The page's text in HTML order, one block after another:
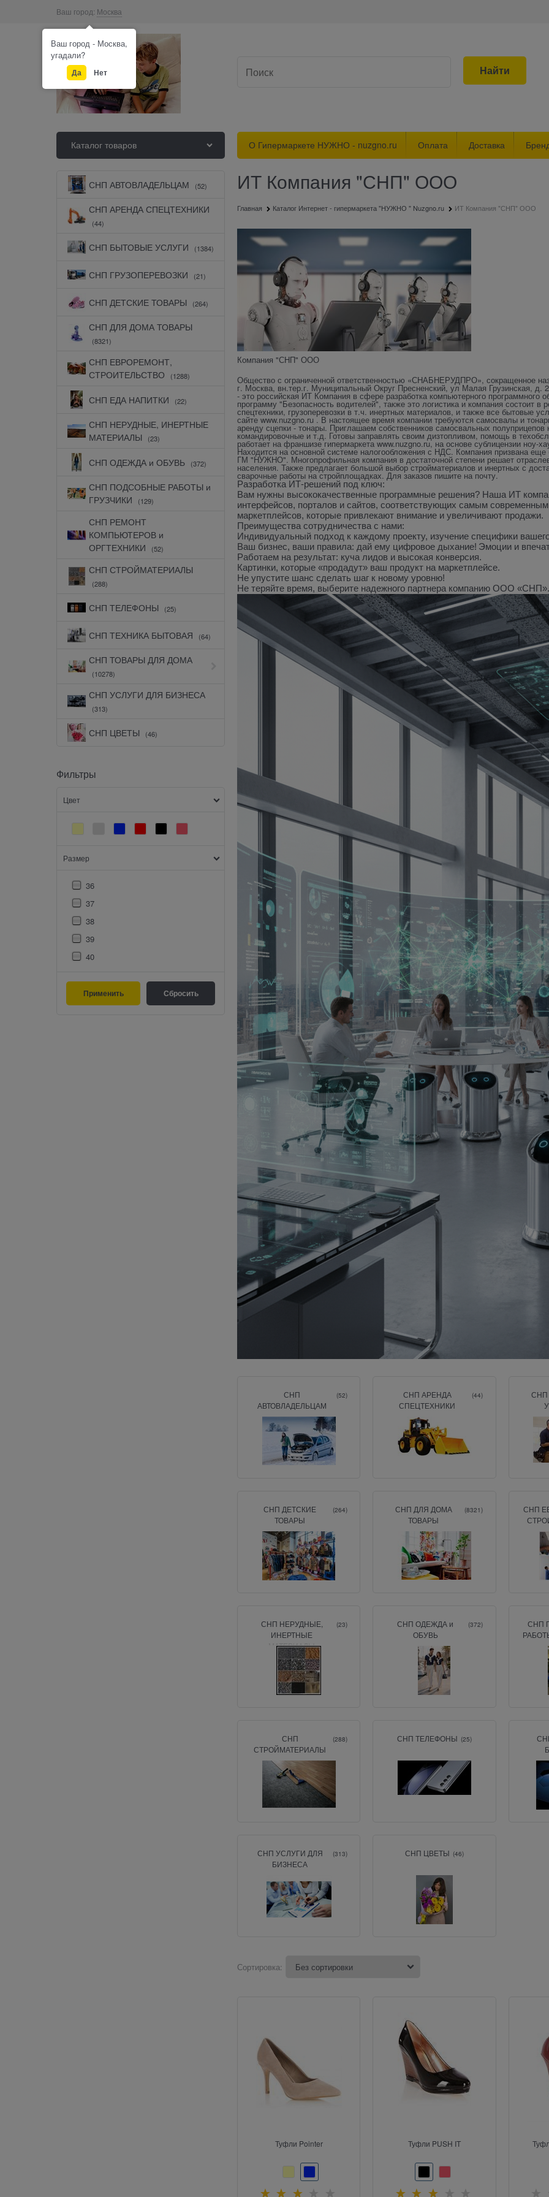
Ваш город: Москва
Найти
Каталог товаров О Гипермаркете НУЖНО - nuzgno.ru Оплата Доставка
СНП АВТОВЛАДЕЛЬЦАМ (52)
СНП АРЕНДА СПЕЦТЕХНИКИ
(44)
СНП БЫТОВЫЕ УСЛУГИ (1384)
СНП ГРУЗОПЕРЕВОЗКИ (21)
СНП ДЕТСКИЕ ТОВАРЫ (264)
СНП ДЛЯ ДОМА ТОВАРЫ
(8321)
СНП ЕВРОРЕМОНТ,
СТРОИТЕЛЬСТВО
(1288)
СНП ЕДА НАПИТКИ (22)
СНП НЕРУДНЫЕ, ИНЕРТНЫЕ
МАТЕРИАЛЫ
(23)
СНП ОДЕЖДА и ОБУВЬ (372)
СНП ПОДСОБНЫЕ РАБОТЫ и
ГРУЗЧИКИ
(129)
СНП РЕМОНТ
КОМПЬЮТЕРОВ и
ОРГТЕХНИКИ
(52)
СНП СТРОЙМАТЕРИАЛЫ
(288)
СНП ТЕЛЕФОНЫ (25)
СНП ТЕХНИКА БЫТОВАЯ (64)
СНП ТОВАРЫ ДЛЯ ДОМА
(10278)
СНП УСЛУГИ ДЛЯ БИЗНЕСА
(313)
СНП ЦВЕТЫ (46)
Фильтры
Цвет
Размер
36
37
38
39
40
Найдено товаров: ИТ Компания "СНП" ООО
Главная Каталог Интернет - гипермаркета "НУЖНО " Nuzgno.ru ИТ Компания "СНП" ООО
Компания "СНП" ООО
Общество с ограниченной ответственностью «СНАБНЕРУДПРО», сокращенное
г. Москва, вн.тер.г. Муниципальный Округ Пресненский, ул Малая Грузинская,
- это российская ИТ Компания в сфере разработка компьютерного программного
программу "Безопасность водителей", также это логистика и компания состоит
спецтехники, грузоперевозки в т.ч. инертных материалов, и также все бытовые
сайте www.nuzgno.ru . В настоящее время компании требуются самосвалы и
аренду сцепки - тонары. Приглашаем собственников самосвальных
командировочные и т.д. Готовы заправлять своим дизтопливом, помощь в
работает на франшизе гипермаркета www.nuzgno.ru, на основе сублицензии ноу-
Находится на основной системе налогообложения с НДС. Компания призвана
ГМ "НУЖНО". Многопрофильная компания в достаточной степени решает
населения. Также предлагает большой выбор стройматериалов и инертных с
сварочные работы на стройплощадках. Для заказов пишите на почту.
Разработка ИТ-решений под ключ:
Вам нужны высококачественные программные решения? Наша ИТ
интерфейсов, порталов и сайтов, соответствующих самым
маркетплейсов, которые привлекают внимание и увеличивают продажи.
Преимущества сотрудничества с нами:
Индивидуальный подход к каждому проекту, изучение специфики
Ваш бизнес, ваши правила: дай ему цифровое дыхание! Эмоции и
Работаем на результат: куча лидов и высокая конверсия.
Картинки, которые «продадут» ваш продукт на маркетплейсе.
Не упустите шанс сделать шаг к новому уровню!
Не теряйте время, выберите надежного партнера компанию ООО «СНП».
СНП
АВТОВЛАДЕЛЬЦАМ
(52)
СНП АРЕНДА
СПЕЦТЕХНИКИ
(44)
СНП ДЕТСКИЕ
ТОВАРЫ
(264)
СНП ДЛЯ ДОМА
ТОВАРЫ
(8321)
СНП
СНП НЕРУДНЫЕ,
ИНЕРТНЫЕ
МАТЕРИАЛЫ
(23)
СНП ОДЕЖДА и
ОБУВЬ
(372)
СНП
СНП
СТРОЙМАТЕРИАЛЫ
(288) СНП ТЕЛЕФОНЫ (25)
СНП УСЛУГИ ДЛЯ
БИЗНЕСА
(313) СНП ЦВЕТЫ (46)
Сортировка:
Туфли Pointer Туфли PUSH IT
Ваш город - Москва,
угадали?
Да Нет